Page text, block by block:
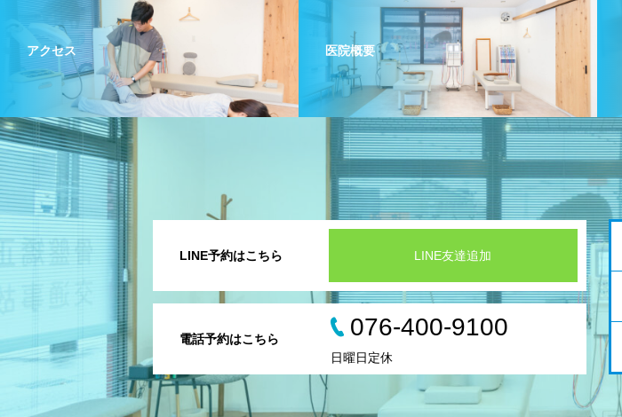
アクセス 医院概要
LINE予約はこちら LINE友達追加
電話予約はこちら 076-400-9100
日曜日定休